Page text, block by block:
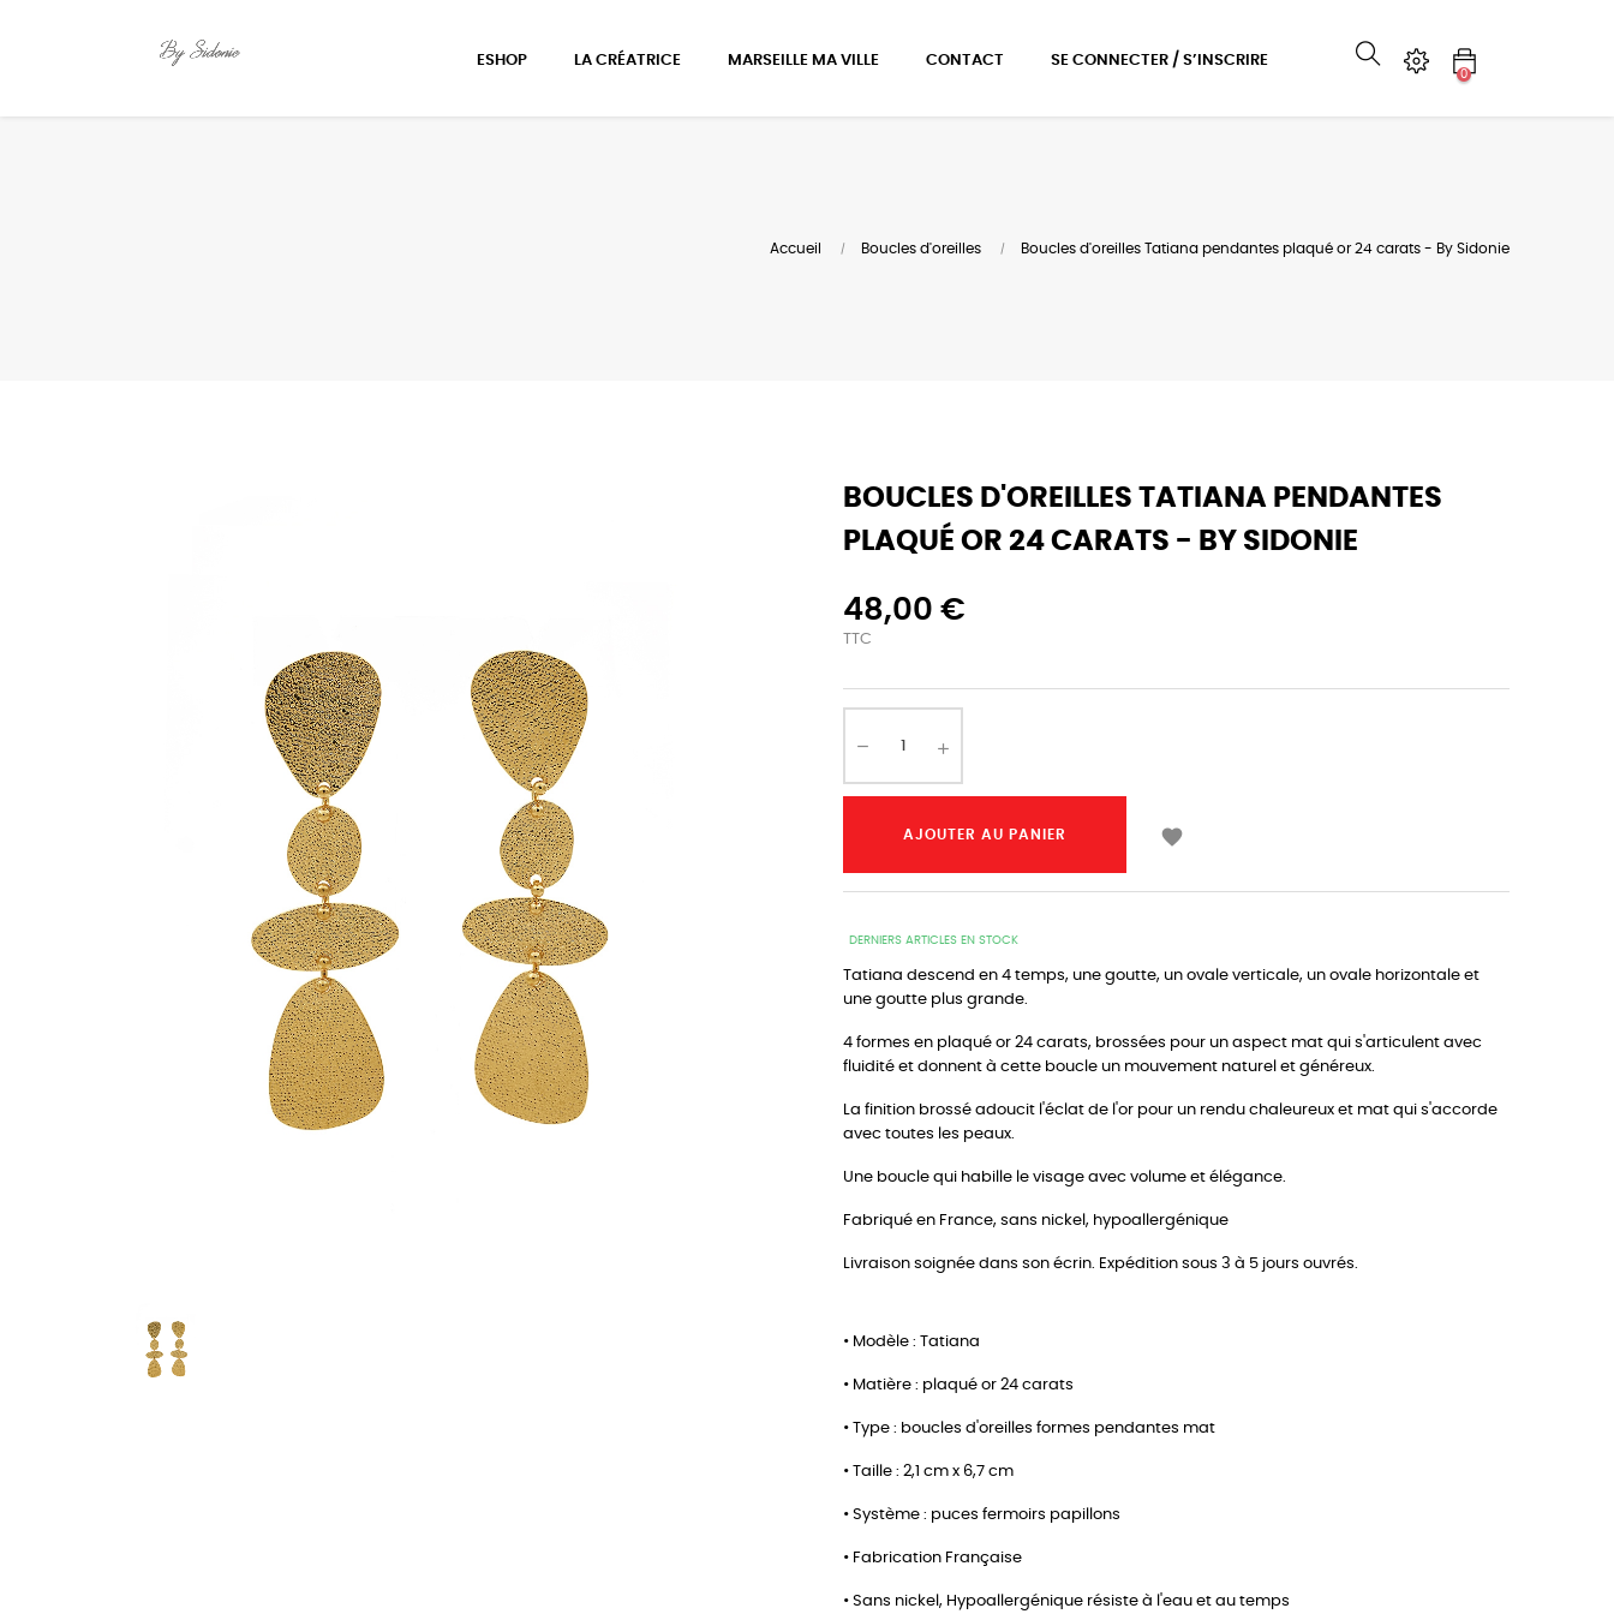
ESHOP LA CRÉATRICE MARSEILLE MA VILLE CONTACT SE CONNECTER / S’INSCRIRE
0
Accueil Boucles d'oreilles Boucles d'oreilles Tatiana pendantes plaqué or 24 carats - By Sidonie
BOUCLES D'OREILLES TATIANA PENDANTES
PLAQUÉ OR 24 CARATS - BY SIDONIE
48,00 €
TTC
AJOUTER AU PANIER 
DERNIERS ARTICLES EN STOCK
Tatiana descend en 4 temps, une goutte, un ovale verticale, un ovale horizontale et
une goutte plus grande.
4 formes en plaqué or 24 carats, brossées pour un aspect mat qui s'articulent avec
fluidité et donnent à cette boucle un mouvement naturel et généreux.
La finition brossé adoucit l'éclat de l'or pour un rendu chaleureux et mat qui s'accorde
avec toutes les peaux.
Une boucle qui habille le visage avec volume et élégance.
Fabriqué en France, sans nickel, hypoallergénique
Livraison soignée dans son écrin. Expédition sous 3 à 5 jours ouvrés.
• Modèle : Tatiana
• Matière : plaqué or 24 carats
• Type : boucles d'oreilles formes pendantes mat
• Taille : 2,1 cm x 6,7 cm
• Système : puces fermoirs papillons
• Fabrication Française
• Sans nickel, Hypoallergénique résiste à l'eau et au temps